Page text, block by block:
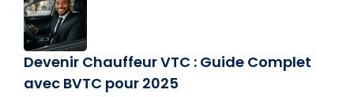
Devenir Chauffeur VTC : Guide Complet
avec BVTC pour 2025